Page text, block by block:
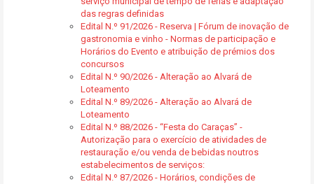
das regras definidas
Edital N.º 91/2026 - Reserva | Fórum de inovação de
gastronomia e vinho - Normas de participação e
Horários do Evento e atribuição de prémios dos
concursos
Edital N.º 90/2026 - Alteração ao Alvará de
Loteamento
Edital N.º 89/2026 - Alteração ao Alvará de
Loteamento
Edital N.º 88/2026 - “Festa do Caraças” -
Autorização para o exercício de atividades de
restauração e/ou venda de bebidas noutros
estabelecimentos de serviços:
Edital N.º 87/2026 - Horários, condições de